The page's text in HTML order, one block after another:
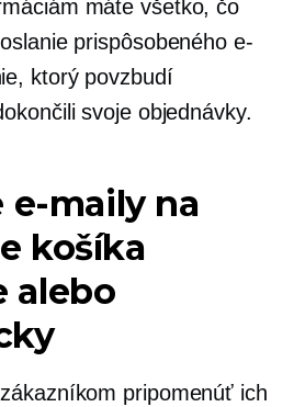
máte všetko, čo
prispôsobeného e-
ktorý povzbudí
svoje objednávky.
e-maily na
košíka
alebo
pripomenúť ich